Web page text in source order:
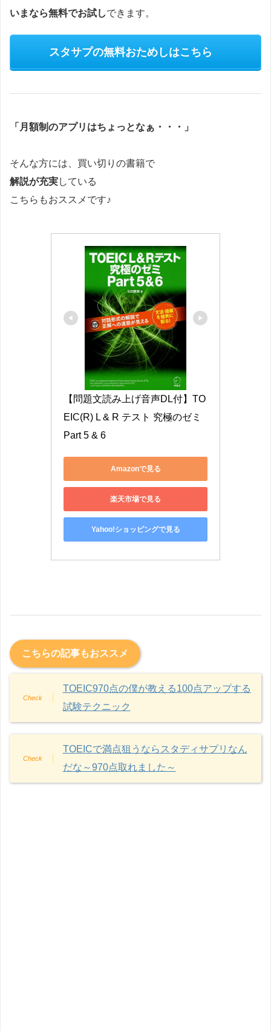
いまなら無料でお試しできます。
スタサプの無料おためしはこちら
「月額制のアプリはちょっとなぁ・・・」
そんな方には、買い切りの書籍で
解説が充実している
こちらもおススメです♪
【問題文読み上げ音声DL付】TO
EIC(R) L & R テスト 究極のゼミ
Part 5 & 6
Amazonで見る
楽天市場で見る
Yahoo!ショッピングで見る
こちらの記事もおススメ
TOEIC970点の僕が教える100点アップする
試験テクニック
TOEICで満点狙うならスタディサプリなん
だな～970点取れました～